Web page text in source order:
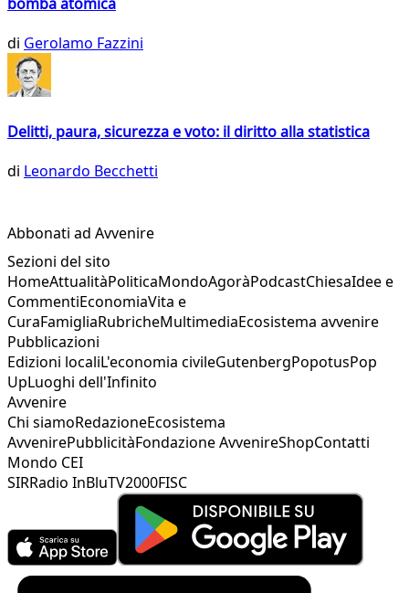
di Gerolamo Fazzini
Delitti, paura, sicurezza e voto: il diritto alla statistica
di Leonardo Becchetti
Abbonati ad Avvenire
Sezioni del sito
HomeAttualitàPoliticaMondoAgoràPodcastChiesaIdee e
CommentiEconomiaVita e
CuraFamigliaRubricheMultimediaEcosistema avvenire
Pubblicazioni
Edizioni localiL'economia civileGutenbergPopotusPop
UpLuoghi dell'Infinito
Avvenire
Chi siamoRedazioneEcosistema
AvvenirePubblicitàFondazione AvvenireShopContatti
Mondo CEI
SIRRadio InBluTV2000FISC